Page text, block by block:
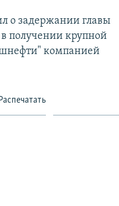
о задержании главы
получении крупной
компанией
Распечатать